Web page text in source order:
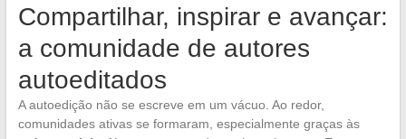
Compartilhar, inspirar e avançar:
a comunidade de autores
autoeditados
A autoedição não se escreve em um vácuo. Ao redor,
comunidades ativas se formaram, especialmente graças às